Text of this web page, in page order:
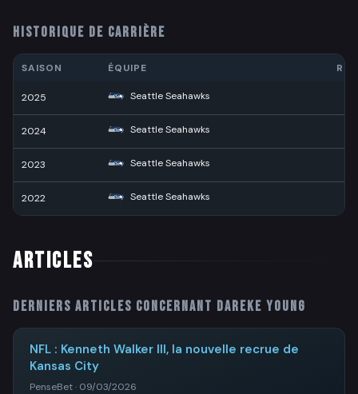
HISTORIQUE DE CARRIÈRE
SAISON ÉQUIPE
2025 Seattle Seahawks
2024 Seattle Seahawks
2023 Seattle Seahawks
2022 Seattle Seahawks
ARTICLES
Derniers articles concernant Dareke Young
NFL : Kenneth Walker III, la nouvelle recrue de
Kansas City
PenseBet · 09/03/2026